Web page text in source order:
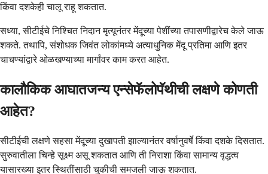
किंवा दशकेही चालू राहू शकतात.
सध्या, सीटीईचे निश्चित निदान मृत्यूनंतर मेंदूच्या पेशींच्या तपासणीद्वारेच केले जाऊ
शकते. तथापि, संशोधक जिवंत लोकांमध्ये अत्याधुनिक मेंदू प्रतिमा आणि इतर
चाचण्यांद्वारे ओळखण्याच्या मार्गांवर काम करत आहेत.
कालौकिक आघातजन्य एन्सेफॅलोपॅथीची लक्षणे कोणती
आहेत?
सीटीईची लक्षणे सहसा मेंदूच्या दुखापती झाल्यानंतर वर्षानुवर्षे किंवा दशके दिसतात.
सुरुवातीला चिन्हे सूक्ष्म असू शकतात आणि ती निराशा किंवा सामान्य वृद्धत्व
यासारख्या इतर स्थितींसाठी चुकीची समजली जाऊ शकतात.